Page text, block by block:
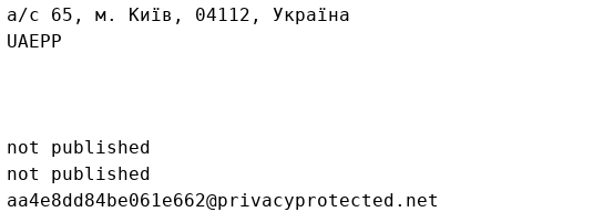
с 65, м. Київ, 04112, Україна
published
published